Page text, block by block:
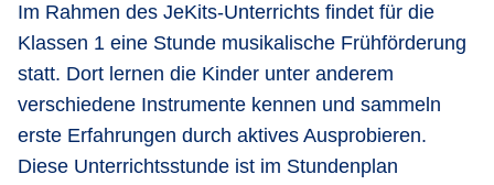
Im Rahmen des JeKits-Unterrichts findet für die
Klassen 1 eine Stunde musikalische Frühförderung
statt. Dort lernen die Kinder unter anderem
verschiedene Instrumente kennen und sammeln
erste Erfahrungen durch aktives Ausprobieren.
Diese Unterrichtsstunde ist im Stundenplan